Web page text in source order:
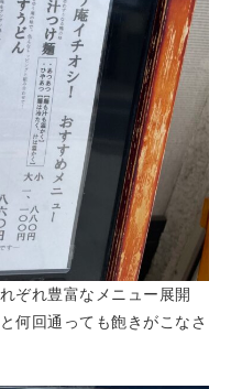
ぞれ豊富なメニュー展開
何回通っても飽きがこなさ